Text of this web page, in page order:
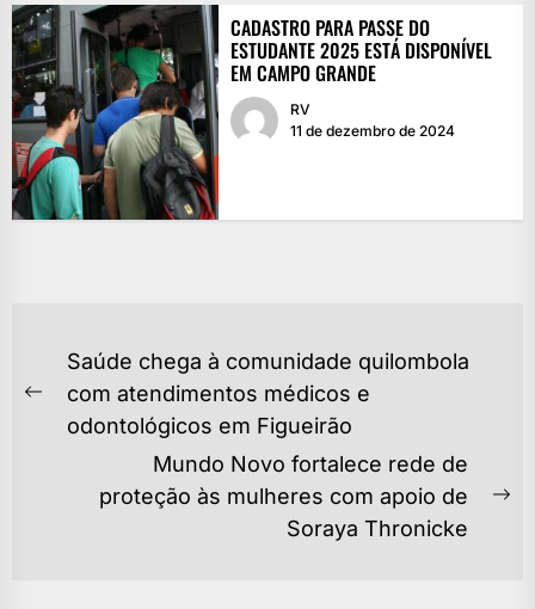
CADASTRO PARA PASSE DO
ESTUDANTE 2025 ESTÁ DISPONÍVEL
EM CAMPO GRANDE
RV
11 de dezembro de 2024
NAVEGAÇÃO
DE
POST
Previous
post:
Saúde chega à comunidade quilombola
com atendimentos médicos e
odontológicos em Figueirão
Mundo Novo fortalece rede de
proteção às mulheres com apoio de
Soraya Thronicke